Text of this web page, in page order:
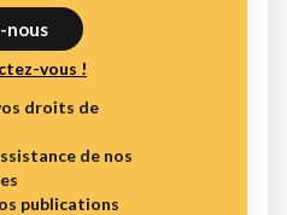
nous
vous !
droits de
de nos
publications